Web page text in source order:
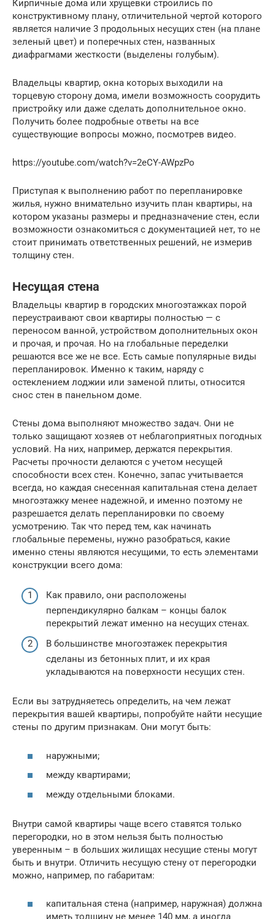
Кирпичные дома или хрущевки строились по
конструктивному плану, отличительной чертой которого
является наличие 3 продольных несущих стен (на плане
зеленый цвет) и поперечных стен, названных
диафрагмами жесткости (выделены голубым).
Владельцы квартир, окна которых выходили на
торцевую сторону дома, имели возможность соорудить
пристройку или даже сделать дополнительное окно.
Получить более подробные ответы на все
существующие вопросы можно, посмотрев видео.
https://youtube.com/watch?v=2eCY-AWpzPo
Приступая к выполнению работ по перепланировке
жилья, нужно внимательно изучить план квартиры, на
котором указаны размеры и предназначение стен, если
возможности ознакомиться с документацией нет, то не
стоит принимать ответственных решений, не измерив
толщину стен.
Несущая стена
Владельцы квартир в городских многоэтажках порой
переустраивают свои квартиры полностью — с
переносом ванной, устройством дополнительных окон
и прочая, и прочая. Но на глобальные переделки
решаются все же не все. Есть самые популярные виды
перепланировок. Именно к таким, наряду с
остеклением лоджии или заменой плиты, относится
снос стен в панельном доме.
Стены дома выполняют множество задач. Они не
только защищают хозяев от неблагоприятных погодных
условий. На них, например, держатся перекрытия.
Расчеты прочности делаются с учетом несущей
способности всех стен. Конечно, запас учитывается
всегда, но каждая снесенная капитальная стена делает
многоэтажку менее надежной, и именно поэтому не
разрешается делать перепланировки по своему
усмотрению. Так что перед тем, как начинать
глобальные перемены, нужно разобраться, какие
именно стены являются несущими, то есть элементами
конструкции всего дома:
Как правило, они расположены
перпендикулярно балкам – концы балок
перекрытий лежат именно на несущих стенах.
В большинстве многоэтажек перекрытия
сделаны из бетонных плит, и их края
укладываются на поверхности несущих стен.
Если вы затрудняетесь определить, на чем лежат
перекрытия вашей квартиры, попробуйте найти несущие
стены по другим признакам. Они могут быть:
наружными;
между квартирами;
между отдельными блоками.
Внутри самой квартиры чаще всего ставятся только
перегородки, но в этом нельзя быть полностью
уверенным – в больших жилищах несущие стены могут
быть и внутри. Отличить несущую стену от перегородки
можно, например, по габаритам:
капитальная стена (например, наружная) должна
иметь толщину не менее 140 мм, а иногда